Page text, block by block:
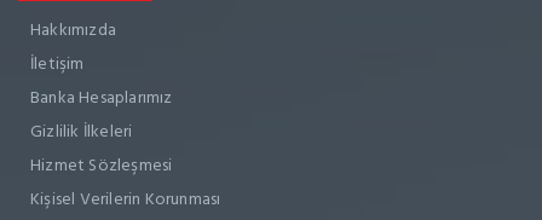
Hakkımızda
İletişim
Banka Hesaplarımız
Gizlilik İlkeleri
Hizmet Sözleşmesi
Kişisel Verilerin Korunması